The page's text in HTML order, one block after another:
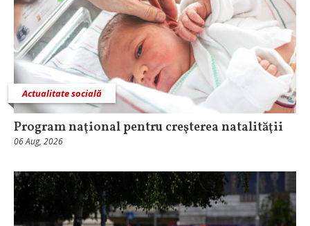
Actualitate socială
Program naţional pentru creşterea natalităţii
06 Aug, 2026